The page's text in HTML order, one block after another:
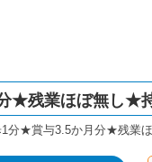
★残業ほぼ無し★
1分★賞与3.5か月分★残